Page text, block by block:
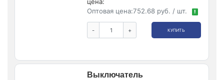
цена:
Оптовая цена:752.68 руб. / шт. !
- + КУПИТЬ
Выключатель